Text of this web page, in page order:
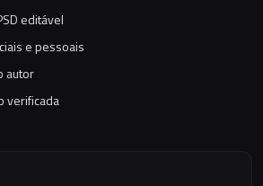
editável
e pessoais
autor
verificada